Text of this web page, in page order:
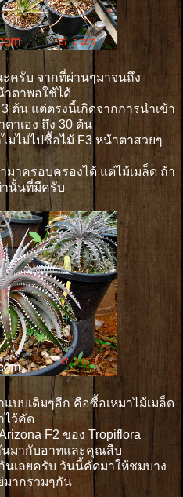
ครับ จากที่ผ่านๆมาจนถึง
าตาพอใช้ได้
ต้น แต่ตรงนี้เกิดจากการนำเข้า
าเอง ถึง 30 ต้น
มไม่ไปซื้อไม้ F3 หน้าตาสวยๆ
าครอบครองได้ แต่ไม้เมล็ด ถ้า
านั้นที่มีครับ
บบเดิมๆอีก คือซื้อเหมาไม้เมล็ด
ไว้คัด
F2 ของ Tropiflora
นมากับอาทและคุณสืบ
นเลยครับ วันนี้คัดมาให้ชมบาง
มากรวมๆกัน